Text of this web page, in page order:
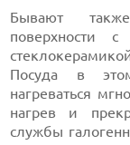
Бывают
поверхности
Посуда в
нагреваться
нагрев и
службы